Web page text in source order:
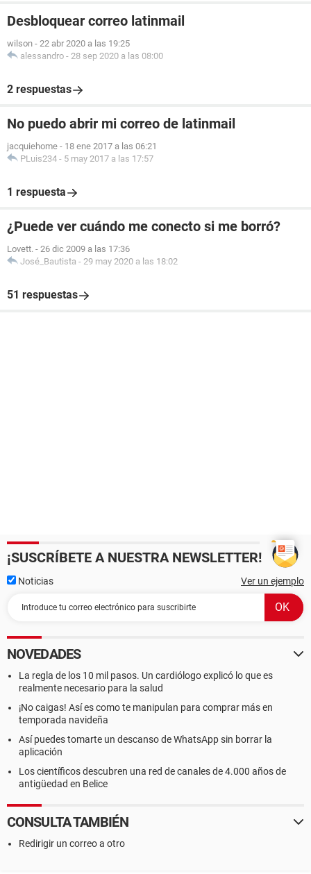
Desbloquear correo latinmail
wilson - 22 abr 2020 a las 19:25
alessandro - 28 sep 2020 a las 08:00
2 respuestas
No puedo abrir mi correo de latinmail
jacquiehome - 18 ene 2017 a las 06:21
PLuis234 - 5 may 2017 a las 17:57
1 respuesta
¿Puede ver cuándo me conecto si me borró?
Lovett. - 26 dic 2009 a las 17:36
José_Bautista - 29 may 2020 a las 18:02
51 respuestas
¡SUSCRÍBETE A NUESTRA NEWSLETTER!
Noticias Ver un ejemplo
NOVEDADES
La regla de los 10 mil pasos. Un cardiólogo explicó lo que es
realmente necesario para la salud
¡No caigas! Así es como te manipulan para comprar más en
temporada navideña
Así puedes tomarte un descanso de WhatsApp sin borrar la
aplicación
Los científicos descubren una red de canales de 4.000 años de
antigüedad en Belice
CONSULTA TAMBIÉN
Redirigir un correo a otro